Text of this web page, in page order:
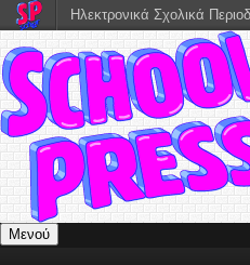
Μενού
Ηλεκτρονικά Σχολικά